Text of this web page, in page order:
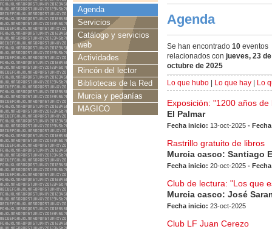
Agenda
Servicios
Catálogo y servicios
web
Actividades
Rincón del lector
Bibliotecas de la Red
Murcia y pedanías
MAGICO
Agenda
Se han encontrado 10 eventos
relacionados con jueves, 23 de
octubre de 2025
Lo que hubo
Lo que hay Lo
Exposición: "1200 años
El Palmar
Fecha inicio: 13-oct-2025 -
Rastrillo gratuito de libros
Murcia casco: Santiago
Fecha inicio: 20-oct-2025 -
Club de lectura: "Los que
Murcia casco: José
Fecha inicio: 23-oct-2025
Club LF Juan Cerezo